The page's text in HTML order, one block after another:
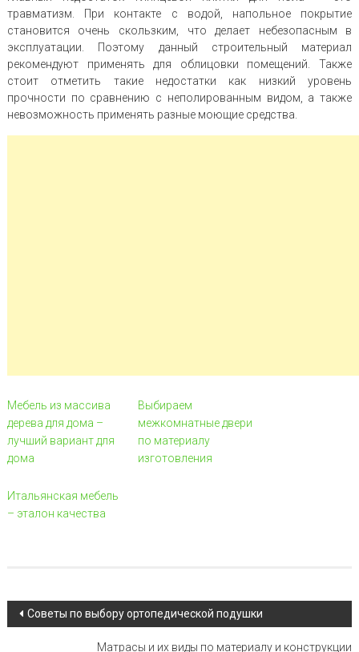
травматизм. При контакте с водой, напольное покрытие
становится очень скользким, что делает небезопасным в
эксплуатации. Поэтому данный строительный материал
рекомендуют применять для облицовки помещений. Также
стоит отметить такие недостатки как низкий уровень
прочности по сравнению с неполированным видом, а также
невозможность применять разные моющие средства.
Мебель из массива
дерева для дома –
лучший вариант для
дома
Выбираем
межкомнатные двери
по материалу
изготовления
Итальянская мебель
– эталон качества
Навигация по записи
Советы по выбору ортопедической подушки
Матрасы и их виды по материалу и конструкции